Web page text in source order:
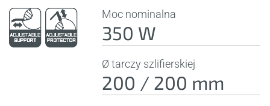
Moc nominalna
350 W
Ø tarczy szlifierskiej
200 / 200 mm